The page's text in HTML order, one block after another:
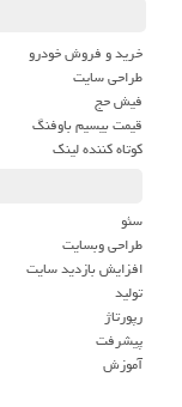
خرید و فروش خودرو
طراحی سایت
فیش حج
قیمت بیسیم باوفنگ
کوتاه کننده لینک
سئو
طراحی وبسایت
افزایش بازدید سایت
تولید
رپورتاژ
پیشرفت
آموزش